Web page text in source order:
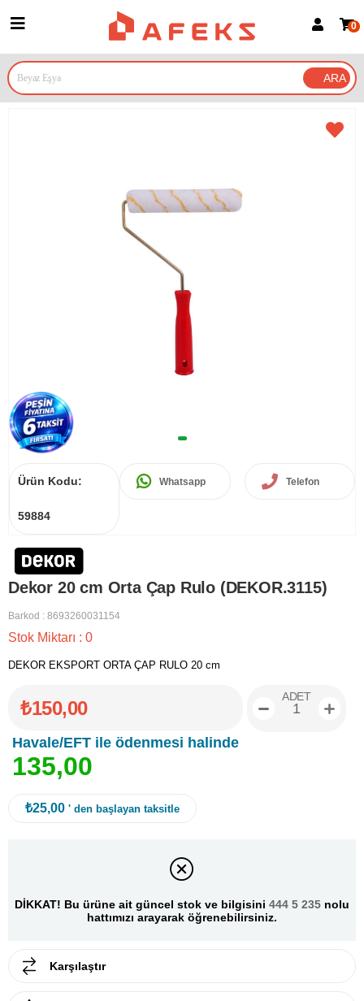
Google İle Bağlan
0
Ürün Kodu:
59884
Whatsapp Telefon
Dekor 20 cm Orta Çap Rulo (DEKOR.3115)
Barkod : 8693260031154
Stok Miktarı : 0
DEKOR EKSPORT ORTA ÇAP RULO 20 cm
₺150,00
Havale/EFT ile ödenmesi halinde
135,00
ADET
₺25,00 ' den başlayan taksitle
DİKKAT! Bu ürüne ait güncel stok ve bilgisini 444 5 235 nolu
hattımızı arayarak öğrenebilirsiniz.
Karşılaştır